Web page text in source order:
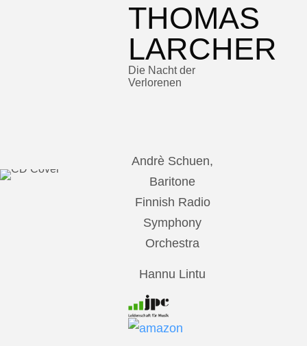
THOMAS
LARCHER
Die Nacht der
Verlorenen
Andrè Schuen,
Baritone
Finnish Radio
Symphony
Orchestra
Hannu Lintu